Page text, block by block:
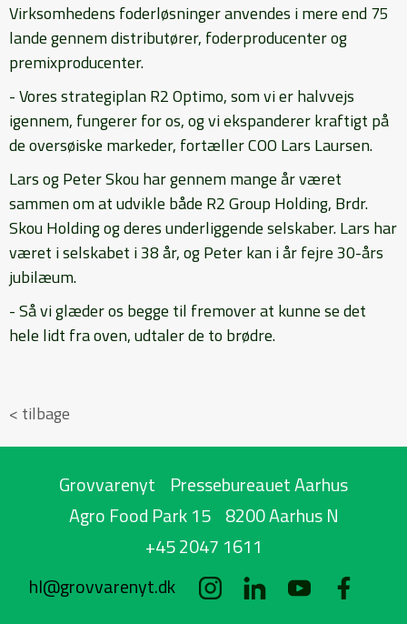
Virksomhedens foderløsninger anvendes i mere end 75
lande gennem distributører, foderproducenter og
premixproducenter.
- Vores strategiplan R2 Optimo, som vi er halvvejs
igennem, fungerer for os, og vi ekspanderer kraftigt på
de oversøiske markeder, fortæller COO Lars Laursen.
Lars og Peter Skou har gennem mange år været
sammen om at udvikle både R2 Group Holding, Brdr.
Skou Holding og deres underliggende selskaber. Lars har
været i selskabet i 38 år, og Peter kan i år fejre 30-års
jubilæum.
- Så vi glæder os begge til fremover at kunne se det
hele lidt fra oven, udtaler de to brødre.
< tilbage
Grovvarenyt
Pressebureauet Aarhus
Agro Food Park 15 8200 Aarhus N
+45 2047 1611
hl@grovvarenyt.dk